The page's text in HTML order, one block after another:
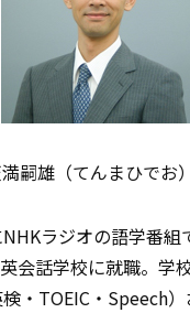
嗣雄（てんまひでお）
ラジオの語学番組
会話学校に就職。学
検・TOEIC・Speech